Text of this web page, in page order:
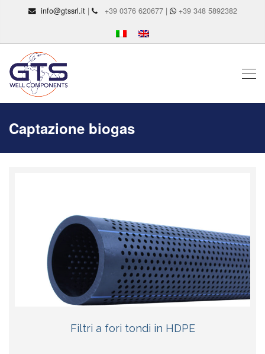
info@gtssrl.it| +39 0376 620677 | +39 348 5892382
Captazione biogas
Filtri a fori tondi in HDPE